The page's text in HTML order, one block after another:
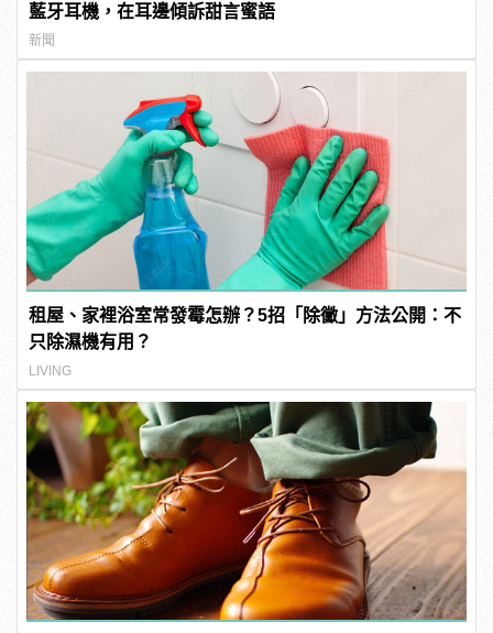
藍牙耳機，在耳邊傾訴甜言蜜語
新聞
租屋、家裡浴室常發霉怎辦？5招「除黴」方法公開：不
只除濕機有用？
LIVING